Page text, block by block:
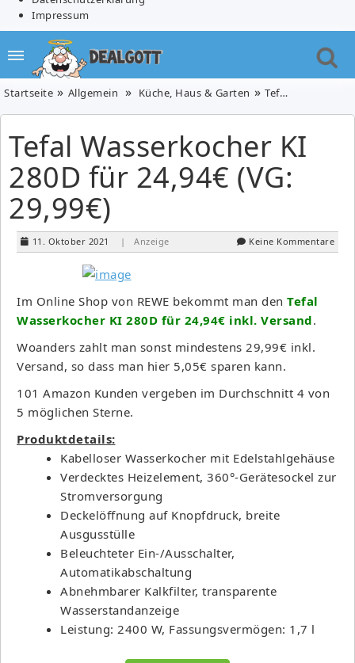
Impressum
Startseite Allgemein Küche, Haus & Garten Tefal Wasserkocher KI 280D für 24,94€ (VG: 29,99€)
Tefal Wasserkocher KI
280D für 24,94€ (VG:
29,99€)
11. Oktober 2021 | Anzeige Keine Kommentare
Im Online Shop von REWE bekommt man den Tefal
Wasserkocher KI 280D für 24,94€ inkl. Versand.
Woanders zahlt man sonst mindestens 29,99€ inkl.
Versand, so dass man hier 5,05€ sparen kann.
101 Amazon Kunden vergeben im Durchschnitt 4 von
5 möglichen Sterne.
Produktdetails:
Kabelloser Wasserkocher mit Edelstahlgehäuse
Verdecktes Heizelement, 360°-Gerätesockel zur
Stromversorgung
Deckelöffnung auf Knopfdruck, breite
Ausgusstülle
Beleuchteter Ein-/Ausschalter,
Automatikabschaltung
Abnehmbarer Kalkfilter, transparente
Wasserstandanzeige
Leistung: 2400 W, Fassungsvermögen: 1,7 l